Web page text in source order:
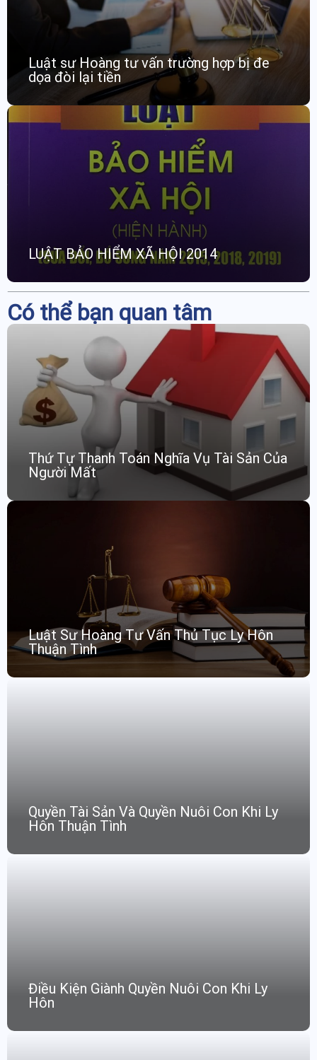
Luật sư Hoàng tư vấn trường hợp bị đe
dọa đòi lại tiền
LUẬT BẢO HIỂM XÃ HỘI 2014
Có thể bạn quan tâm
Thứ Tự Thanh Toán Nghĩa Vụ Tài Sản Của
Người Mất
Luật Sư Hoàng Tư Vấn Thủ Tục Ly Hôn
Thuận Tình
Quyền Tài Sản Và Quyền Nuôi Con Khi Ly
Hôn Thuận Tình
Điều Kiện Giành Quyền Nuôi Con Khi Ly
Hôn